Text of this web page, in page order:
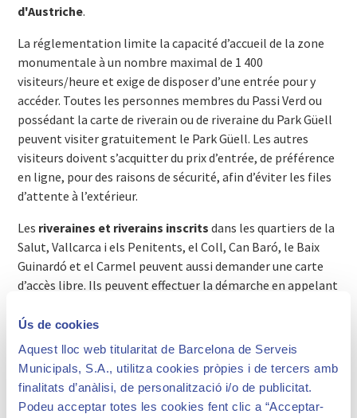
Ús de cookies
Aquest lloc web titularitat de Barcelona de Serveis
Municipals, S.A., utilitza cookies pròpies i de tercers amb
finalitats d’anàlisi, de personalització i/o de publicitat.
Podeu acceptar totes les cookies fent clic a “Acceptar-
d'Austriche.
La réglementation limite la capacité d’accueil de la zone
monumentale à un nombre maximal de 1 400
visiteurs/heure et exige de disposer d’une entrée pour y
accéder. Toutes les personnes membres du Passi Verd ou
possédant la carte de riverain ou de riveraine du Park Güell
peuvent visiter gratuitement le Park Güell. Les autres
visiteurs doivent s’acquitter du prix d’entrée, de préférence
en ligne, pour des raisons de sécurité, afin d’éviter les files
d’attente à l’extérieur.
Les riveraines et riverains inscrits dans les quartiers de la
Salut, Vallcarca i els Penitents, el Coll, Can Baró, le Baix
Guinardó et el Carmel peuvent aussi demander une carte
d’accès libre. Ils peuvent effectuer la démarche en appelant
Baldiri Reixac, Reina Elisenda Virolai, Jesuïtes de Gràcia,
Turó del Cargol et Escola Montseny — peuvent y entrer
gratuitement